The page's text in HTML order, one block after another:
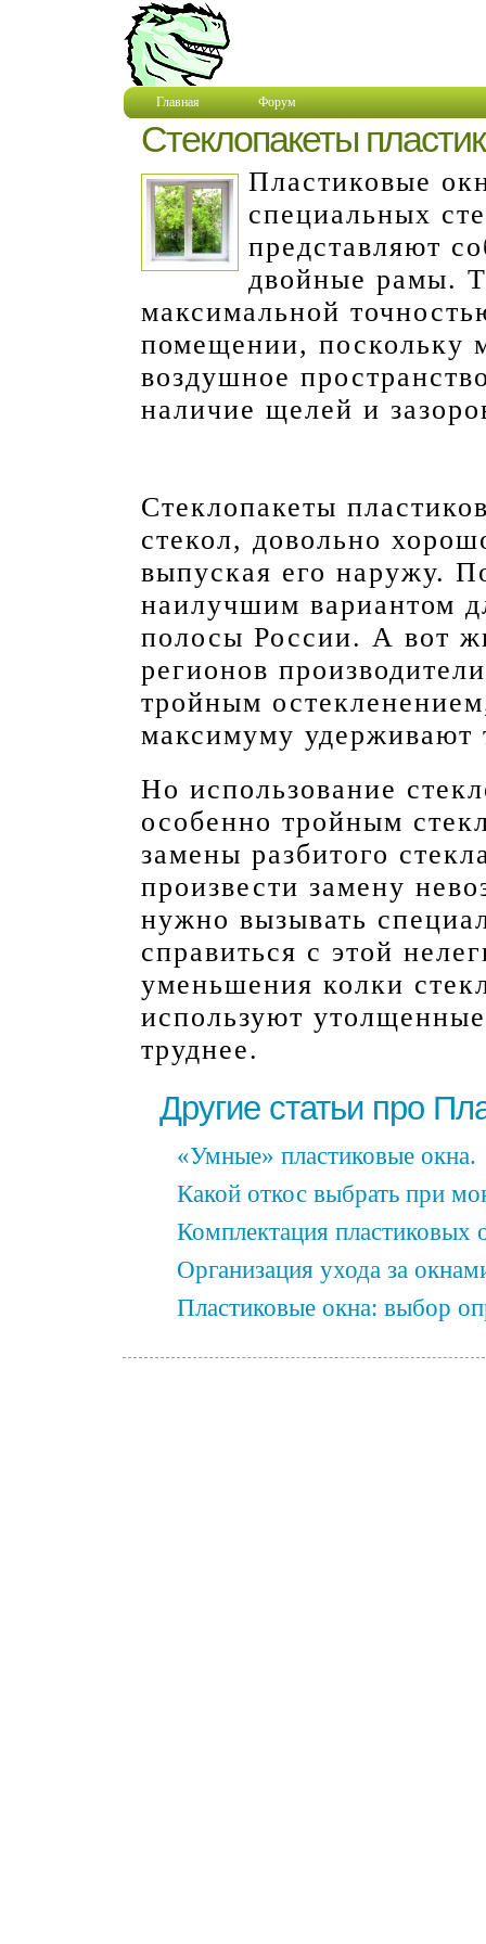
Главная Форум
Стеклопакеты
Пластиковые
специальных
представляют
двойные рамы.
максимальной
помещении, поскольку
воздушное
наличие щелей и
Стеклопакеты
стекол, довольно
выпуская его наружу.
наилучшим вариантом
полосы России. А вот
регионов
тройным
максимуму
Но использование
особенно тройным
замены разбитого
произвести замену
нужно вызывать
справиться с этой
уменьшения колки
используют
труднее.
Другие статьи про
«Умные» пластиковые окна.
Какой откос выбрать при
Комплектация пластиковых
Организация ухода за
Пластиковые окна: выбор